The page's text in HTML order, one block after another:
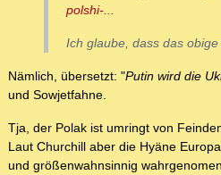
polshi-...
Ich glaube, dass das obige
Nämlich, übersetzt: "Putin wird die
und Sowjetfahne.
Tja, der Polak ist umringt von
Laut Churchill aber die Hyäne
und größenwahnsinnig